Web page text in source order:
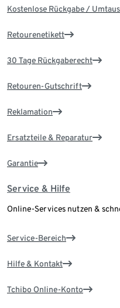
Kostenlose Rückgabe /
Retourenetikett
30 Tage Rückgaberecht
Retouren-Gutschrift
Reklamation
Ersatzteile & Reparatur
Garantie
Service & Hilfe
Online-Services nutzen &
Service-Bereich
Hilfe & Kontakt
Tchibo Online-Konto